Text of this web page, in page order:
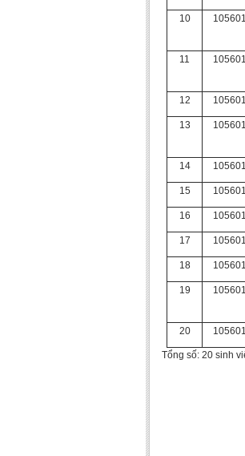
10
11
12
13
14
15
16
17
18
19
20
Tổng số: 20 sinh
Tp. Hồ